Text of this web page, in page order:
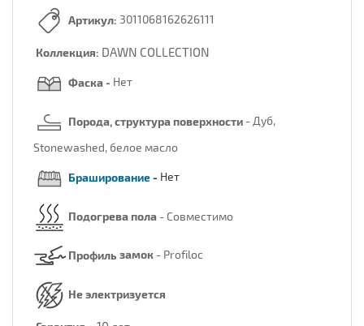
Артикул: 3011068162626111
Коллекция: DAWN COLLECTION
Фаска - Нет
Порода, структура поверхности - Дуб,
Stonewashed, белое масло
Браширование- Нет
Подогрева пола - Совместимо
Профиль замок - Profiloc
Не электризуется